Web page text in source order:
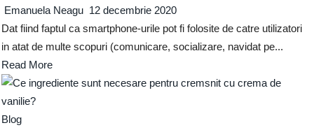
Emanuela Neagu 12 decembrie 2020
Dat fiind faptul ca smartphone-urile pot fi folosite de catre utilizatori
in atat de multe scopuri (comunicare, socializare, navidat pe...
Read More
Blog